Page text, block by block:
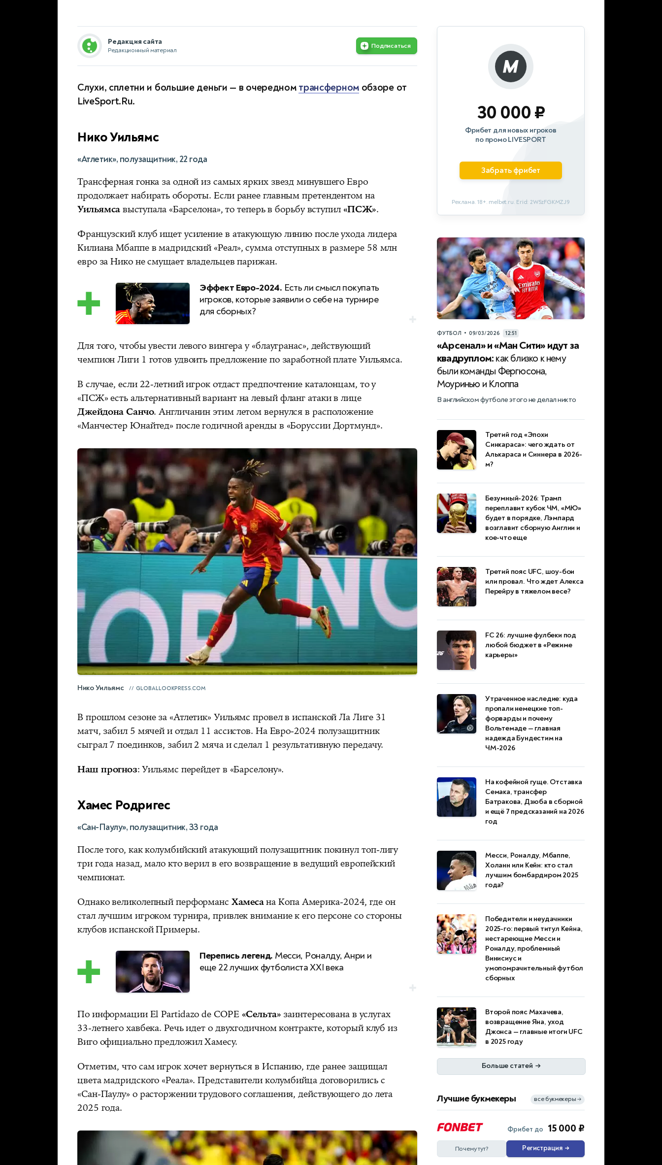
Редакция сайта
Редакционный материал
Подписаться
Слухи, сплетни и большие деньги — в очередном трансферномобзоре от
LiveSport.Ru.
Нико Уильямс
«Атлетик», полузащитник, 22 года
Трансферная гонка за одной из самых ярких звезд минувшего Евро
продолжает набирать обороты. Если ранее главным претендентом на
Уильямсавыступала «Барселона», то теперь в борьбу вступил«ПСЖ».
Французский клуб ищет усиление в атакующую линию после ухода лидера
Килиана Мбаппе в мадридский «Реал», сумма отступных в размере 58 млн
евро за Нико не смущает владельцев парижан.
Эффект Евро-2024. Есть ли смысл покупать
игроков, которые заявили о себе на турнире
для сборных?
Для того, чтобы увести левого вингера у «блаугранас», действующий
чемпион Лиги 1 готов удвоить предложение по заработной плате Уильямса.
В случае, если 22-летний игрок отдаст предпочтение каталонцам, то у
«ПСЖ» есть альтернативный вариант на левый фланг атаки в лице
Джейдона Санчо. Англичанин этим летом вернулся в расположение
«Манчестер Юнайтед» после годичной аренды в «Боруссии Дортмунд».
Нико Уильямс GLOBALLOOKPRESS.COM
В прошлом сезоне за «Атлетик» Уильямс провел в испанской Ла Лиге 31
матч, забил 5 мячей и отдал 11 ассистов. На Евро-2024 полузащитник
сыграл 7 поединков, забил 2 мяча и сделал 1 результативную передачу.
Наш прогноз: Уильямс перейдет в «Барселону».
Хамес Родригес
«Сан-Паулу», полузащитник, 33 года
После того, как колумбийский атакующий полузащитник покинул топ-лигу
три года назад, мало кто верил в его возвращение в ведущий европейский
чемпионат.
Однако великолепный перформанс Хамесана Копа Америка-2024, где он
стал лучшим игроком турнира, привлек внимание к его персоне со стороны
клубов испанской Примеры.
Перепись легенд. Месси, Роналду, Анри и
еще 22 лучших футболиста XXI века
По информации El Partidazo de COPE«Сельта» заинтересована в услугах
33-летнего хавбека. Речь идет о двухгодичном контракте, который клуб из
Виго официально предложил Хамесу.
Отметим, что сам игрок хочет вернуться в Испанию, где ранее защищал
цвета мадридского «Реала». Представители колумбийца договорились с
«Сан-Паулу» о расторжении трудового соглашения, действующего до лета
2025 года.
30 000 ₽
Фрибет для новых игроков
по промо LIVESPORT
Забрать фрибет
Реклама. 18+. melbet.ru. Erid: 2W5zFGKMZJ9
ФУТБОЛ • 09/03/2026 12:51
«Арсенал» и «Ман Сити» идут за
квадруплом: как близко к нему
были команды Фергюсона,
Моуринью и Клоппа
В английском футболе этого не делал никто
Третий год «Эпохи
Синкараса»: чего ждать от
Алькараса и Синнера в 2026-
м?
Безумный-2026: Трамп
переплавит кубок ЧМ, «МЮ»
будет в порядке, Лэмпард
возглавит сборную Англии и
кое-что еще
Третий пояс UFC, шоу-бои
или провал. Что ждет Алекса
Перейру в тяжелом весе?
FC 26: лучшие фулбеки под
любой бюджет в «Режиме
карьеры»
Утраченное наследие: куда
пропали немецкие топ-
форварды и почему
Вольтемаде — главная
надежда Бундестим на
ЧМ-2026
На кофейной гуще. Отставка
Семака, трансфер
Батракова, Дзюба в сборной
и ещё 7 предсказаний на 2026
год
Месси, Роналду, Мбаппе,
Холанн или Кейн: кто стал
лучшим бомбардиром 2025
года?
Победители и неудачники
2025-го: первый титул Кейна,
нестареющие Месси и
Роналду, проблемный
Винисиус и
умопомрачительный футбол
сборных
Второй пояс Махачева,
возвращение Яна, уход
Джонса — главные итоги UFC
в 2025 году
Больше статей →
Лучшие букмекеры все букмекеры →
Фрибет до 15 000 ₽
Почему тут? Регистрация →